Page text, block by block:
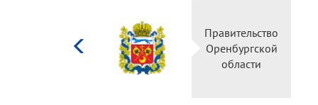
Правительство
Оренбургской
области